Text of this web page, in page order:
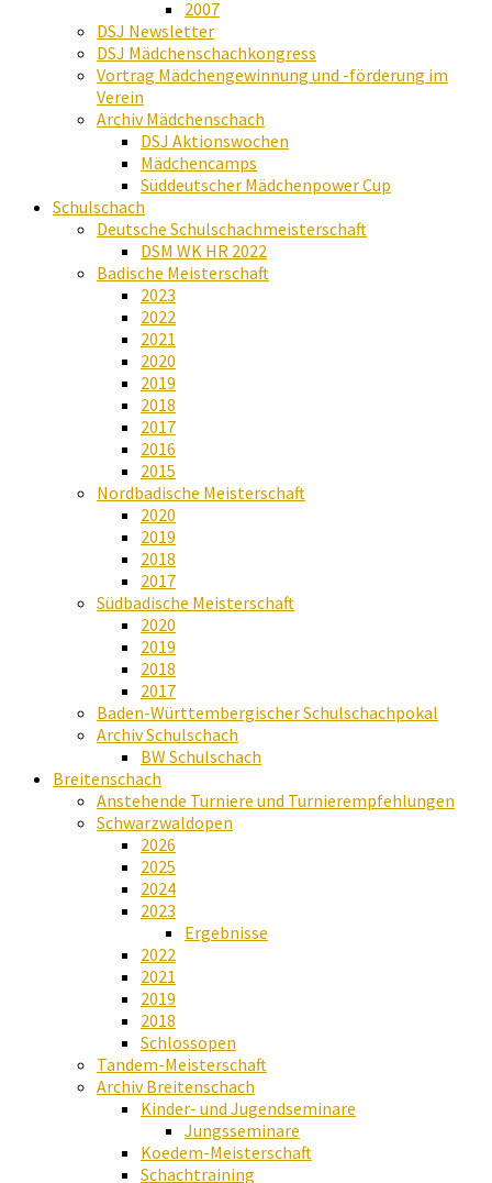
2007
DSJ Newsletter
DSJ Mädchenschachkongress
Vortrag Mädchengewinnung und -förderung im
Verein
Archiv Mädchenschach
DSJ Aktionswochen
Mädchencamps
Süddeutscher Mädchenpower Cup
Schulschach
Deutsche Schulschachmeisterschaft
DSM WK HR 2022
Badische Meisterschaft
2023
2022
2021
2020
2019
2018
2017
2016
2015
Nordbadische Meisterschaft
2020
2019
2018
2017
Südbadische Meisterschaft
2020
2019
2018
2017
Baden-Württembergischer Schulschachpokal
Archiv Schulschach
BW Schulschach
Breitenschach
Anstehende Turniere und Turnierempfehlungen
Schwarzwaldopen
2026
2025
2024
2023
Ergebnisse
2022
2021
2019
2018
Schlossopen
Tandem-Meisterschaft
Archiv Breitenschach
Kinder- und Jugendseminare
Jungsseminare
Koedem-Meisterschaft
Schachtraining